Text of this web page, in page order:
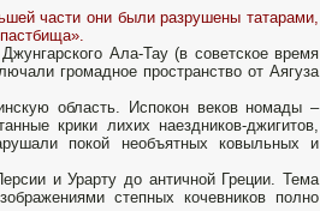
части они были разрушены татарами,
Ала-Тау (в советское время
громадное пространство от Аягуза
область. Испокон веков номады –
крики лихих наездников-джигитов,
покой необъятных ковыльных и
и Урарту до античной Греции. Тема
степных кочевников полно